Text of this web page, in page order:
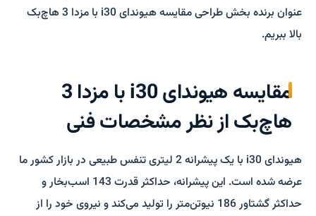
‌عنوان برنده بخش طراحی مقایسه هیوندای i30 با مزدا 3 هاچ‌بک
بالا ببریم.
مقایسه هیوندای i30 با مزدا 3
هاچ‌بک از نظر مشخصات فنی
هیوندای i30 با یک پیشرانه 2 لیتری تنفس طبیعی در بازار کشور ما
عرضه شده است. این پیشرانه، حداکثر قدرت 143 اسب‌بخار و
حداکثر گشتاور 186 نیوتن‌متر را تولید می‌کند و نیروی خود را از